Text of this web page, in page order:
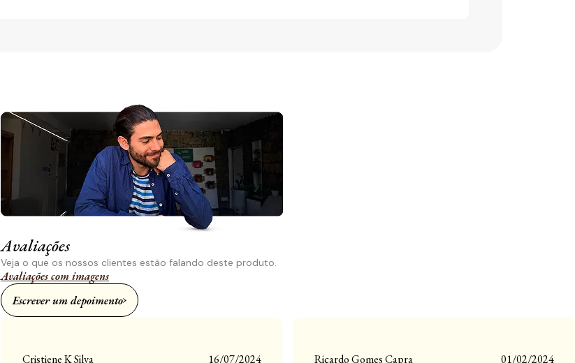
Avaliações
Veja o que os nossos clientes estão falando deste produto.
Avaliações com imagens
Escrever um depoimento
Cristiene K Silva 16/07/2024 Ricardo Gomes Capra 01/02/2024